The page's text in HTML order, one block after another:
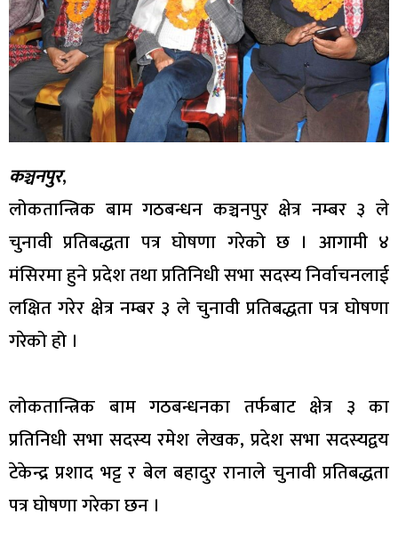
कञ्चनपुर,
लोकतान्त्रिक बाम गठबन्धन कञ्चनपुर क्षेत्र नम्बर ३ ले
चुनावी प्रतिबद्धता पत्र घोषणा गरेको छ । आगामी ४
मंसिरमा हुने प्रदेश तथा प्रतिनिधी सभा सदस्य निर्वाचनलाई
लक्षित गरेर क्षेत्र नम्बर ३ ले चुनावी प्रतिबद्धता पत्र घोषणा
गरेको हो ।
लोकतान्त्रिक बाम गठबन्धनका तर्फबाट क्षेत्र ३ का
प्रतिनिधी सभा सदस्य रमेश लेखक, प्रदेश सभा सदस्यद्वय
टेकेन्द्र प्रशाद भट्ट र बेल बहादुर रानाले चुनावी प्रतिबद्धता
पत्र घोषणा गरेका छन ।